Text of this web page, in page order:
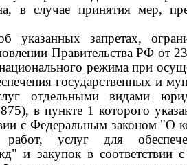
в случае принятия мер,
указанных запретах,
и Правительства РФ от
режима при
государственных и
отдельными видами
в пункте 1 которого
с Федеральным законом "О
работ, услуг для
и закупок в соответствии